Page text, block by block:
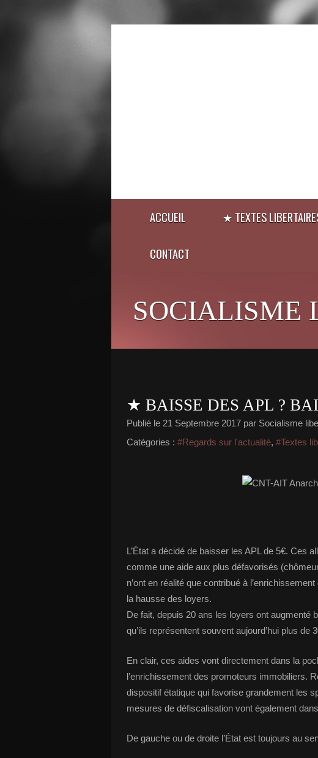
ACCUEIL ★ TEXTES
CONTACT
SOCIALISME
★ BAISSE DES APL ?
Publié le 21 Septembre 2017 par Socialisme
Catégories : #Regards sur l'actualité, #Textes
L’État a décidé de baisser les APL de 5€. Ces
comme une aide aux plus défavorisés
n’ont en réalité que contribué à
la hausse des loyers.
De fait, depuis 20 ans les loyers ont augmenté
qu’ils représentent souvent aujourd’hui plus de
En clair, ces aides vont directement dans la
l’enrichissement des promoteurs immobiliers.
dispositif étatique qui favorise grandement les
mesures de défiscalisation vont également
De gauche ou de droite l’État est toujours au